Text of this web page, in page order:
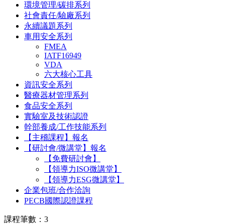
環境管理/碳排系列
社會責任/驗廠系列
永續議題系列
車用安全系列
FMEA
IATF16949
VDA
六大核心工具
資訊安全系列
醫療器材管理系列
食品安全系列
實驗室及技術認證
幹部養成/工作技能系列
【主稽課程】報名
【研討會/微講堂】報名
【免費研討會】
【領導力ISO微講堂】
【領導力ESG微講堂】
企業包班/合作洽詢
PECB國際認證課程
課程筆數：3